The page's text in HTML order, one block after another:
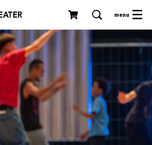
menu